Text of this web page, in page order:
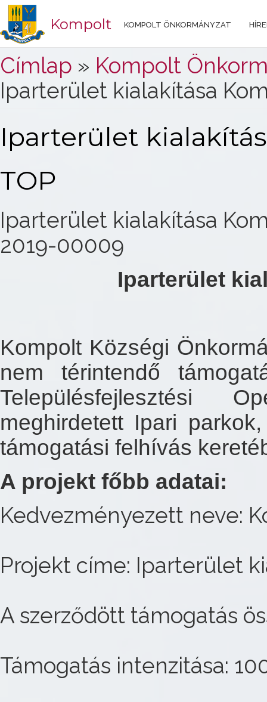
Kompolt KOMPOLT ÖNKORMÁNYZAT
Jelenlegi hely
Címlap » Kompolt
Iparterület kialakítása
Iparterület
TOP
Iparterület kialakítása
2019-00009
Iparterület
Kompolt Községi
nem térintendő
Településfejlesztési
meghirdetett Ipari
támogatási felhívás
A projekt főbb adatai:
Kedvezményezett neve:
Projekt címe: Iparterület
A szerződött támogatás
Támogatás intenzitása: